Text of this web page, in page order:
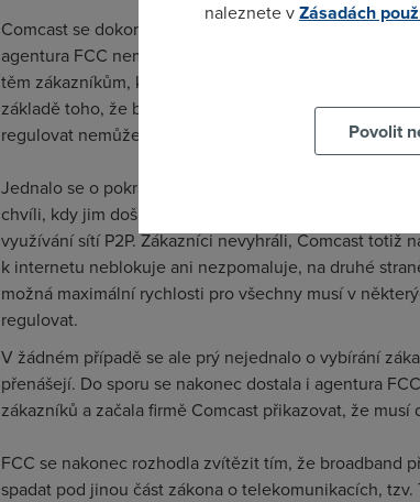
Comcast se dokonce bránil u soudu a vyhrál, když
agentura FCC nemá autoritu k tomu, aby firmě
těm zákazníkům, které podezřívá ze sdílení souborů
základě toho, že broadbandové připojení k internetu
regulovat nemůže.
Jednalo se o pokračování sporu z roku 2007, kdy řada
chvíli, kdy jim došlo, že jim Comcast snižuje rychlost
využívání sítí P2P. Zákazníci nevyhráli, Comcast totiž
k internetu neblokuje ani nezpomaluje, na druhé
možná maximální rychlosti pro všechny musí v
regulovat.
V žádném případě se ale prý nejednalo o vybírání
přenášejí. Do sporu se nakonec dostala i agentura
zákazníků a začala firmě Comcast přikazovat, že
FCC se nakonec rozhodla zvítězit tím, že broadband
spadat pod jinou část zákona o telekomunikacích,
naleznete vZásadách
Povolit